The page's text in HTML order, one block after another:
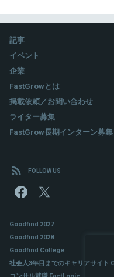
記事
イベント
企業
FastGrowとは
掲載依頼／お問い合わせ
ライター募集
FastGrow長期インターン募集
FOLLOW US
Goodfind 2027
Goodfind 2028
Goodfind College
社会人3年目までのキャリアサイト